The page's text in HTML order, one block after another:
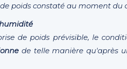
poids constaté au moment du
de poids prévisible, le
de telle manière qu'après